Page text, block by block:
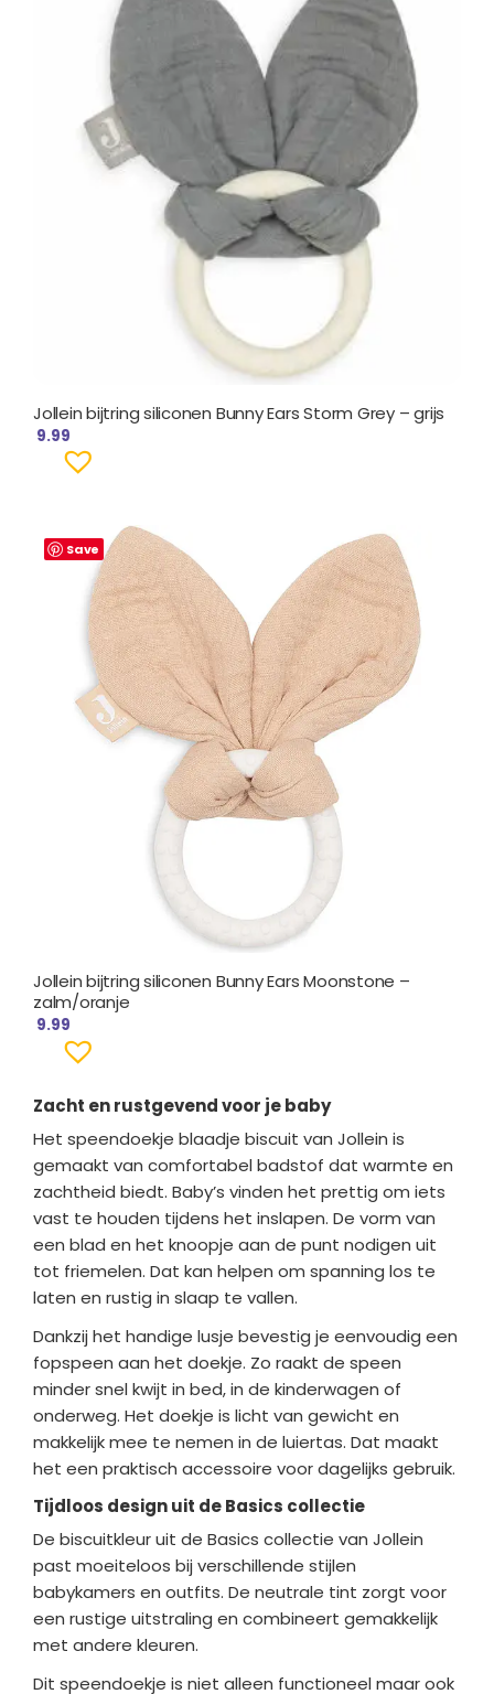
Jollein bijtring siliconen Bunny Ears Storm Grey – grijs
9.99
Save
Jollein bijtring siliconen Bunny Ears Moonstone –
zalm/oranje
9.99
Zacht en rustgevend voor je baby
Het speendoekje blaadje biscuit van Jollein is
gemaakt van comfortabel badstof dat warmte en
zachtheid biedt. Baby’s vinden het prettig om iets
vast te houden tijdens het inslapen. De vorm van
een blad en het knoopje aan de punt nodigen uit
tot friemelen. Dat kan helpen om spanning los te
laten en rustig in slaap te vallen.
Dankzij het handige lusje bevestig je eenvoudig een
fopspeen aan het doekje. Zo raakt de speen
minder snel kwijt in bed, in de kinderwagen of
onderweg. Het doekje is licht van gewicht en
makkelijk mee te nemen in de luiertas. Dat maakt
het een praktisch accessoire voor dagelijks gebruik.
Tijdloos design uit de Basics collectie
De biscuitkleur uit de Basics collectie van Jollein
past moeiteloos bij verschillende stijlen
babykamers en outfits. De neutrale tint zorgt voor
een rustige uitstraling en combineert gemakkelijk
met andere kleuren.
Dit speendoekje is niet alleen functioneel maar ook